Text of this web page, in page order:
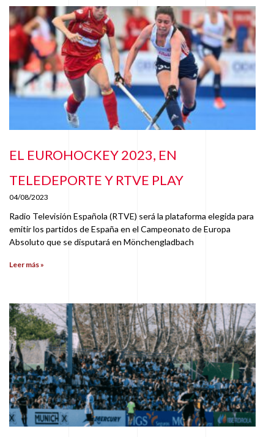
EL EUROHOCKEY 2023, EN
TELEDEPORTE Y RTVE PLAY
04/08/2023
Radio Televisión Española (RTVE) será la plataforma elegida para
emitir los partidos de España en el Campeonato de Europa
Absoluto que se disputará en Mönchengladbach
Leer más »